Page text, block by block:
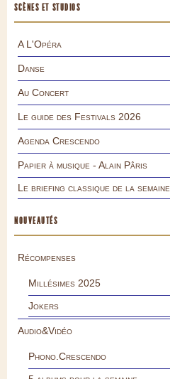
SCÈNES ET STUDIOS
A L'Opéra
Danse
Au Concert
Le guide des Festivals 2026
Agenda Crescendo
Papier à musique - Alain Pâris
Le briefing classique de la semaine
NOUVEAUTÉS
Récompenses
Millésimes 2025
Jokers
Audio&Vidéo
Phono.Crescendo